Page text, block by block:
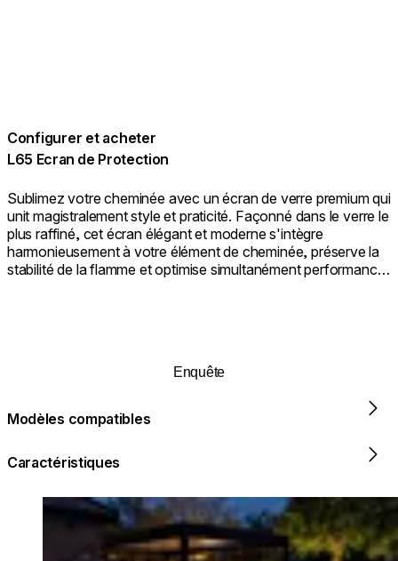
Configurer et acheter
L65 Ecran de Protection
Sublimez votre cheminée avec un écran de verre premium qui
unit magistralement style et praticité. Façonné dans le verre le
plus raffiné, cet écran élégant et moderne s'intègre
harmonieusement à votre élément de cheminée, préserve la
stabilité de la flamme et optimise simultanément performance
Enquête
Modèles compatibles
Caractéristiques
Loading image...